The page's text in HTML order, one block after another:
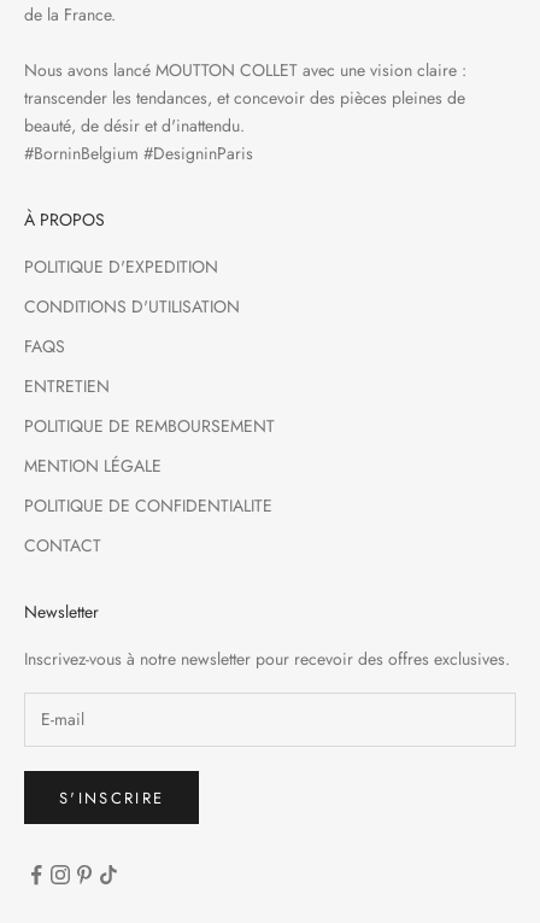
de la France.
Nous avons lancé MOUTTON COLLET avec une vision claire :
transcender les tendances, et concevoir des pièces pleines de
beauté, de désir et d'inattendu.
#BorninBelgium #DesigninParis
À PROPOS
POLITIQUE D'EXPEDITION
CONDITIONS D'UTILISATION
FAQS
ENTRETIEN
POLITIQUE DE REMBOURSEMENT
MENTION LÉGALE
POLITIQUE DE CONFIDENTIALITE
CONTACT
Newsletter
Inscrivez-vous à notre newsletter pour recevoir des offres exclusives.
S'INSCRIRE